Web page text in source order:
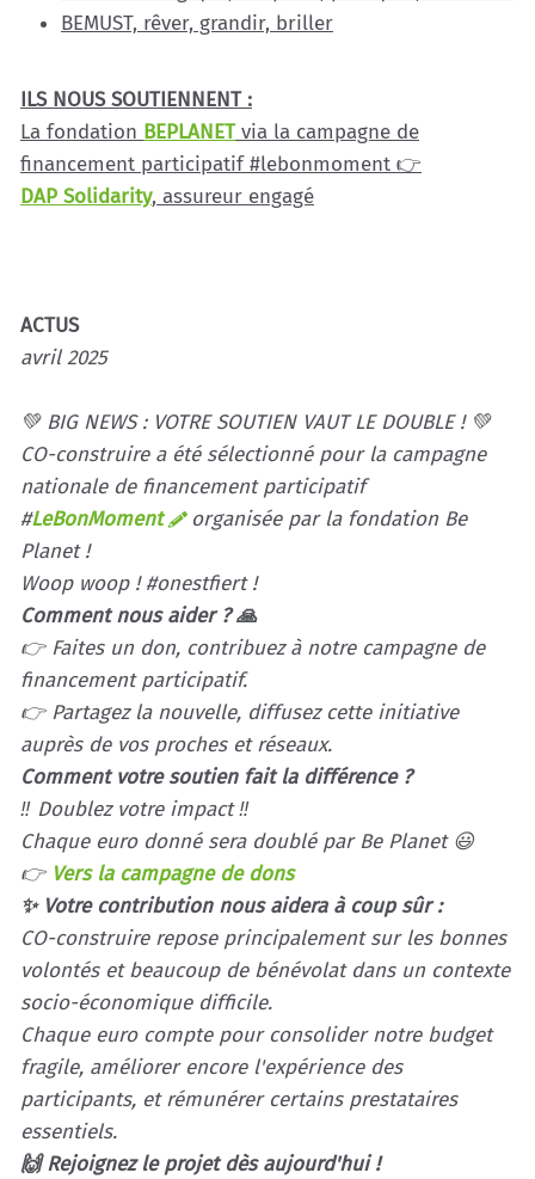
BEMUST, rêver, grandir, briller
ILS NOUS SOUTIENNENT :
La fondation BEPLANETvia la campagne de
financement participatif #lebonmoment 👉
DAP Solidarity, assureur engagé
ACTUS
avril 2025
💚 BIG NEWS : VOTRE SOUTIEN VAUT LE DOUBLE ! 💚
CO-construire a été sélectionné pour la campagne
nationale de financement participatif
#LeBonMoment
organisée par la fondation Be
Planet !
Woop woop ! #onestfiert !
Comment nous aider ? 🙏
👉 Faites un don, contribuez à notre campagne de
financement participatif.
👉 Partagez la nouvelle, diffusez cette initiative
auprès de vos proches et réseaux.
Comment votre soutien fait la différence ?
‼️ Doublez votre impact ‼️
Chaque euro donné sera doublé par Be Planet 😃
👉 Vers la campagne de dons
✨ Votre contribution nous aidera à coup sûr :
CO-construire repose principalement sur les bonnes
volontés et beaucoup de bénévolat dans un contexte
socio-économique difficile.
Chaque euro compte pour consolider notre budget
fragile, améliorer encore l'expérience des
participants, et rémunérer certains prestataires
essentiels.
🙌 Rejoignez le projet dès aujourd'hui !